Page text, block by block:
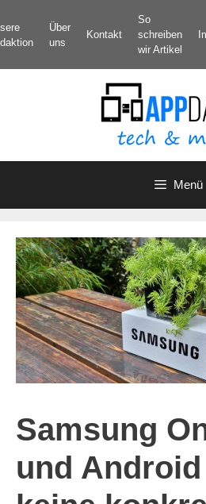
Inhalt
springen
Über
uns
Kontakt
So
schreiben
wir Artikel
Menü
Samsung
und